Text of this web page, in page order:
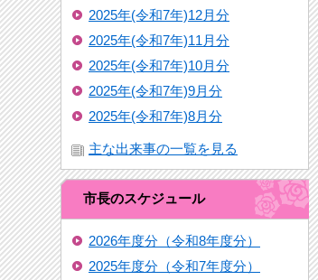
2025年(令和7年)12月分
2025年(令和7年)11月分
2025年(令和7年)10月分
2025年(令和7年)9月分
2025年(令和7年)8月分
主な出来事の一覧を見る
市長のスケジュール
2026年度分（令和8年度分）
2025年度分（令和7年度分）